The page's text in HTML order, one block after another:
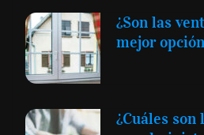
¿Son las
mejor
¿Cuáles son